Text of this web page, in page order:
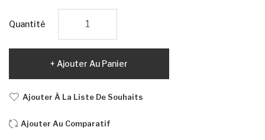
Quantité
Ajouter Au Panier
Ajouter À La Liste De Souhaits
Ajouter Au Comparatif